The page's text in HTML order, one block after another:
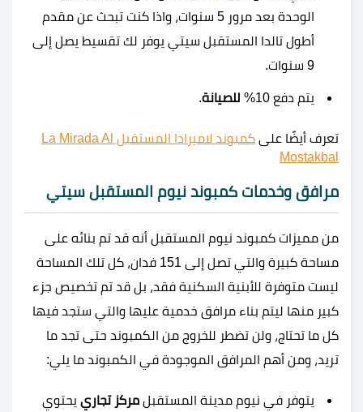
الوحدة بعد مرور 5 سنوات، واذا كنت تبحث عن مقدم
أطول تالدا المستقبل سيتي يوفر لك تقسيط يصل إلى
9 سنوات.
يتم دفع 10% للصيانة.
تعرف أيضًا على
كمبوند لاميرادا المستقبل La Mirada Al
Mostakbal
مرافق وخدمات كمبوند نيوم المستقبل سيتي
من مميزات كمبوند نيوم المستقبل أنه قد تم بنائه على
مساحة كبيرة والتي تصل إلى 151 فدان، كل تلك المساحة
ليست متوفرة للأبنية السكنية فقد، بل قد تم تخصيص جزء
كبير منها ليتم بناء مرافق خدمية عليها والتي ستجد فيها
كل ما تحتاج، ولن تضطر للخروج من الكمبوند حتى تجد ما
تريد، ومن أهم المرافق الموجودة في الكمبوند ما يلي:
يتوفر في نيوم مدينة المستقبل مركز تجاري يحتوي